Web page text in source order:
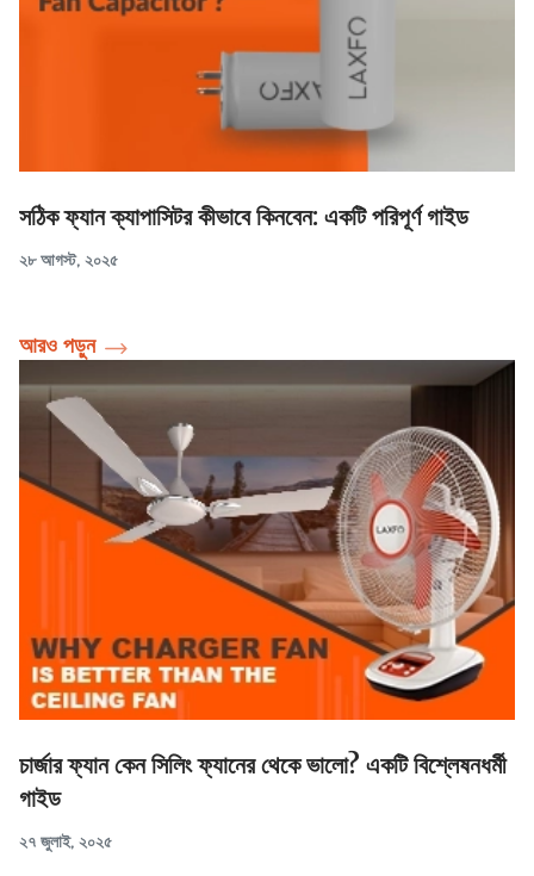
সঠিক ফ্যান ক্যাপাসিটর কীভাবে কিনবেন: একটি পরিপূর্ণ গাইড
২৮ আগস্ট, ২০২৫
আরও পড়ুন
চার্জার ফ্যান কেন সিলিং ফ্যানের থেকে ভালো? একটি বিশ্লেষনধর্মী
গাইড
২৭ জুলাই, ২০২৫